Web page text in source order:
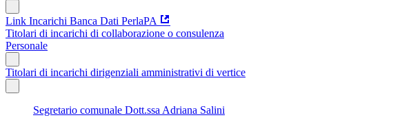
Link Incarichi Banca Dati PerlaPA
Titolari di incarichi di collaborazione o consulenza
Personale
Titolari di incarichi dirigenziali amministrativi di vertice
Segretario comunale Dott.ssa Adriana Salini